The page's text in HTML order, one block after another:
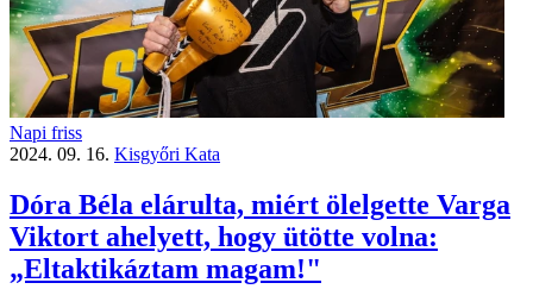
Napi friss
2024. 09. 16. Kisgyőri Kata
Dóra Béla elárulta, miért ölelgette Varga
Viktort ahelyett, hogy ütötte volna:
„Eltaktikáztam magam!"